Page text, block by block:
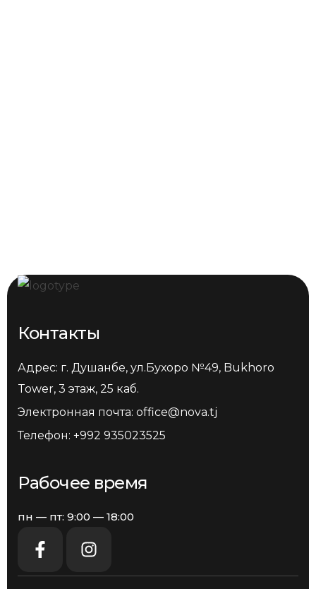
Контакты
Адрес: г. Душанбе, ул.Бухоро №49, Bukhoro
Tower, 3 этаж, 25 каб.
Электронная почта: office@nova.tj
Телефон: +992 935023525
Рабочее время
пн — пт: 9:00 — 18:00